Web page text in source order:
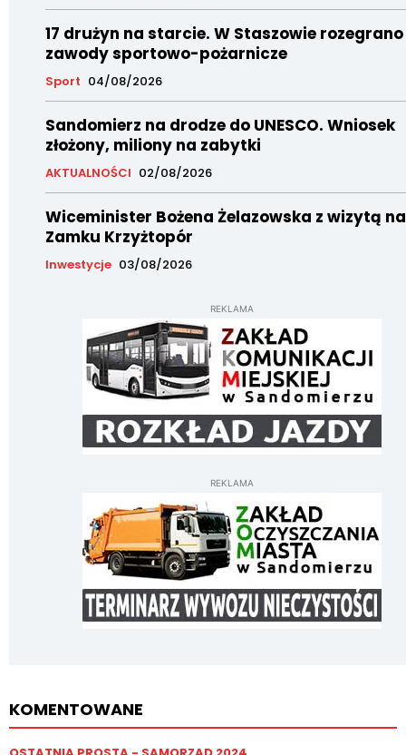
17 drużyn na starcie. W Staszowie rozegrano
zawody sportowo-pożarnicze
Sport 04/08/2026
Sandomierz na drodze do UNESCO. Wniosek
złożony, miliony na zabytki
AKTUALNOŚCI 02/08/2026
Wiceminister Bożena Żelazowska z wizytą na
Zamku Krzyżtopór
Inwestycje 03/08/2026
REKLAMA
REKLAMA
KOMENTOWANE